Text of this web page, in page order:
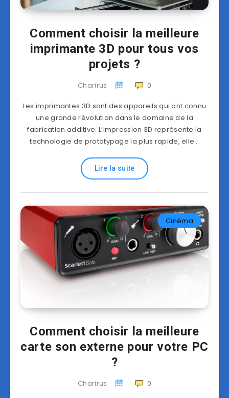
Comment choisir la meilleure
imprimante 3D pour tous vos
projets ?
Charirus 0
Les imprimantes 3D sont des appareils qui ont connu
une grande révolution dans le domaine de la
fabrication additive. L’impression 3D représente la
technologie de prototypage la plus rapide, elle…
Lire la suite
Cinéma
Comment choisir la meilleure
carte son externe pour votre PC
?
Charirus 0